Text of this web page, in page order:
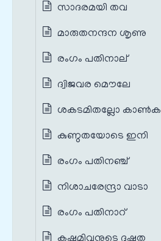
സാദരമയി തവ
മാരുതനന്ദന ശൃണു
രംഗം പതിനാല്
ദ്വിജവര മൌലേ
ശകടമിതല്ലോ കാണ്‍ക
കുണ്ഠതയോടെ ഇനി
രംഗം പതിനഞ്ച്
നിശാചരേന്ദ്രാ വാടാ
രംഗം പതിനാറ്